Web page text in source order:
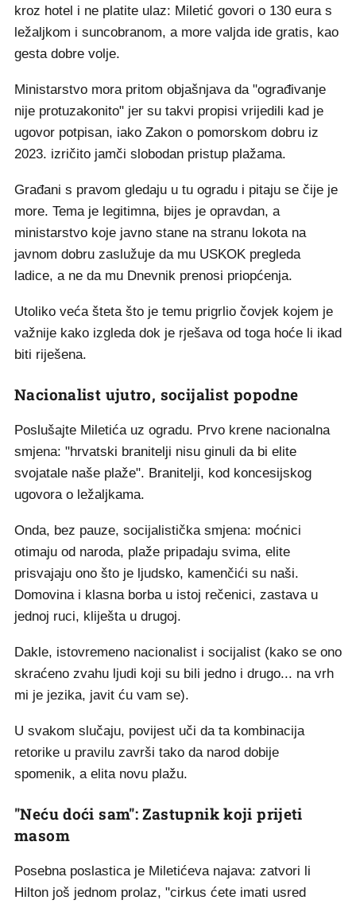
kroz hotel i ne platite ulaz: Miletić govori o 130 eura s
ležaljkom i suncobranom, a more valjda ide gratis, kao
gesta dobre volje.
Ministarstvo mora pritom objašnjava da "ograđivanje
nije protuzakonito" jer su takvi propisi vrijedili kad je
ugovor potpisan, iako Zakon o pomorskom dobru iz
2023. izričito jamči slobodan pristup plažama.
Građani s pravom gledaju u tu ogradu i pitaju se čije je
more. Tema je legitimna, bijes je opravdan, a
ministarstvo koje javno stane na stranu lokota na
javnom dobru zaslužuje da mu USKOK pregleda
ladice, a ne da mu Dnevnik prenosi priopćenja.
Utoliko veća šteta što je temu prigrlio čovjek kojem je
važnije kako izgleda dok je rješava od toga hoće li ikad
biti riješena.
Nacionalist ujutro, socijalist popodne
Poslušajte Miletića uz ogradu. Prvo krene nacionalna
smjena: "hrvatski branitelji nisu ginuli da bi elite
svojatale naše plaže". Branitelji, kod koncesijskog
ugovora o ležaljkama.
Onda, bez pauze, socijalistička smjena: moćnici
otimaju od naroda, plaže pripadaju svima, elite
prisvajaju ono što je ljudsko, kamenčići su naši.
Domovina i klasna borba u istoj rečenici, zastava u
jednoj ruci, kliješta u drugoj.
Dakle, istovremeno nacionalist i socijalist (kako se ono
skraćeno zvahu ljudi koji su bili jedno i drugo... na vrh
mi je jezika, javit ću vam se).
U svakom slučaju, povijest uči da ta kombinacija
retorike u pravilu završi tako da narod dobije
spomenik, a elita novu plažu.
"Neću doći sam": Zastupnik koji prijeti
masom
Posebna poslastica je Miletićeva najava: zatvori li
Hilton još jednom prolaz, "cirkus ćete imati usred